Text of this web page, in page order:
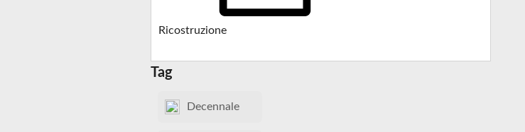
Ricostruzione
Tag
Decennale